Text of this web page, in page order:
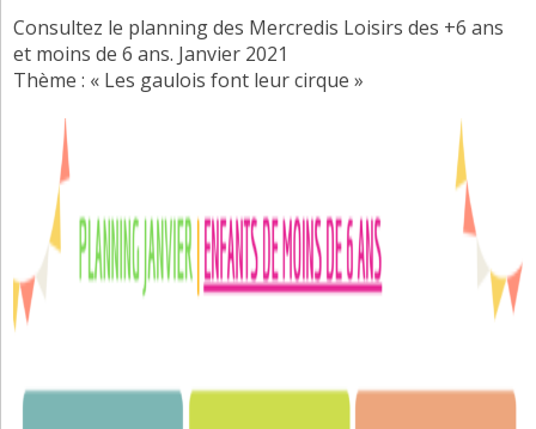
Consultez le planning des Mercredis Loisirs des +6 ans
et moins de 6 ans. Janvier 2021
Thème : « Les gaulois font leur cirque »